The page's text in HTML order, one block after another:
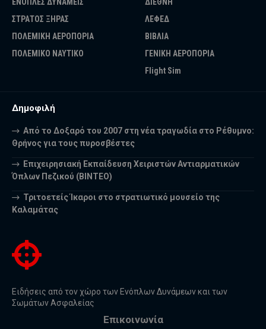
ΣΤΡΑΤΟΣ ΞΗΡΑΣ
ΠΟΛΕΜΙΚΗ ΑΕΡΟΠΟΡΙΑ
ΠΟΛΕΜΙΚΟ ΝΑΥΤΙΚΟ
ΛΕΦΕΔ
ΒΙΒΛΙΑ
ΓΕΝΙΚΗ ΑΕΡΟΠΟΡΙΑ
Flight Sim
Δημοφιλή
Από το Δοξαρό του 2007 στη νέα τραγωδία στο Ρέθυμνο:
Θρήνος για τους πυροσβέστες
Επιχειρησιακή Εκπαίδευση Χειριστών Αντιαρματικών
Όπλων Πεζικού (ΒΙΝΤΕΟ)
Τριτοετείς Ίκαροι στο στρατιωτικό μουσείο της
Καλαμάτας
Ειδήσεις από τον χώρο των Ενόπλων Δυνάμεων και των
Σωμάτων Ασφαλείας
Επικοινωνία